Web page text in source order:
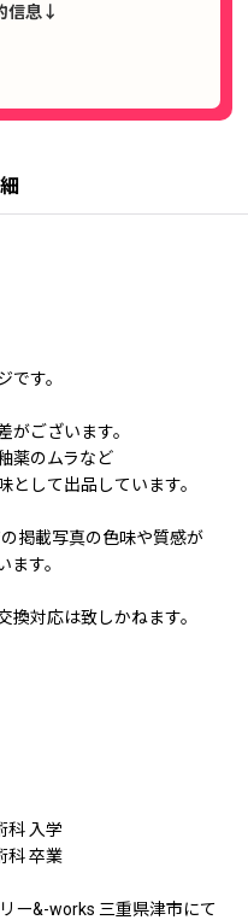
信息↓
す。
ございます。
薬のムラなど
して出品しています。
掲載写真の色味や質感が
す。
対応は致しかねます。
科 入学
科 卒業
ー&-works 三重県津市にて